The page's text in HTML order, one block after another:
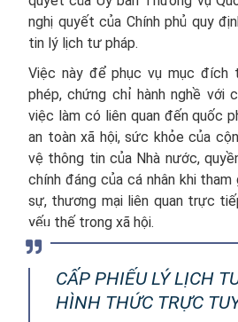
nghị quyết của Chính phủ quy
tin lý lịch tư pháp.
Việc này để phục vụ mục đích
phép, chứng chỉ hành nghề với
việc làm có liên quan đến quốc
an toàn xã hội, sức khỏe của
vệ thông tin của Nhà nước,
chính đáng của cá nhân khi
sự, thương mại liên quan trực
yếu thế trong xã hội.
CẤP PHIẾU LÝ LỊCH
HÌNH THỨC TRỰC